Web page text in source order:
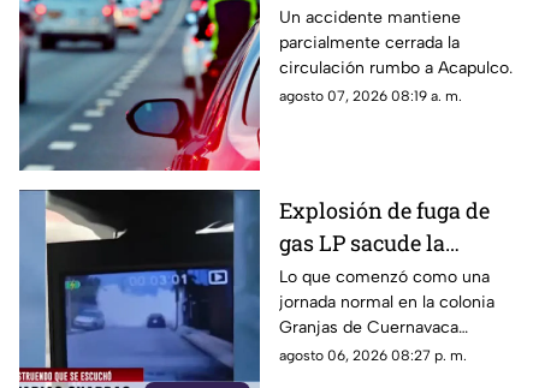
la autopista
Cuernavaca-Acapulco
Un accidente mantiene
parcialmente cerrada la
circulación rumbo a Acapulco.
agosto 07, 2026 08:19 a. m.
Explosión de fuga de
gas LP sacude la
colonia Las Granjas
Lo que comenzó como una
jornada normal en la colonia
Granjas de Cuernavaca
terminó en una movilización
agosto 06, 2026 08:27 p. m.